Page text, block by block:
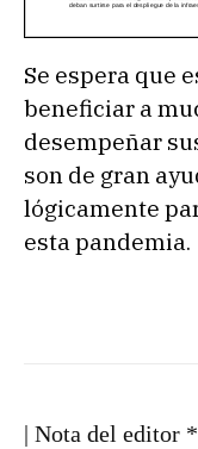
Se espera que
beneficiar a
desempeñar
son de gran
lógicamente
esta pandemia.
| Nota del editor *